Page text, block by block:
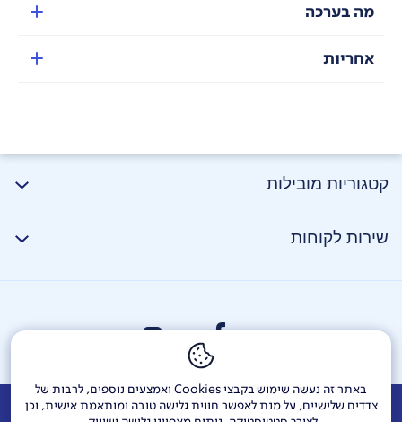
באתר זה נעשה שימוש בקבצי Cookies ואמצעים נוספים, לרבות של
צדדים שלישיים, על מנת לאפשר חווית גלישה טובה ומותאמת אישית, וכן
למוסיקה.
במצב ברירת מחדל
הורידו את אפליקציית האוזניות Earbuds Xiaomi כדי
מובנים לצלילים מלאים, עוצמתיים ומרתקים, עשירים
האלחוטיות והתקנת שדרוגי קושחה מקוונים (תמיכה
ליצירת חוויית שמע מותאמת ללא מאמץ.
מה בערכה
אחריות
קטגוריות מובילות
שירות לקוחות
אודות דרושים צור קשר Investor Relations הודעות חברה